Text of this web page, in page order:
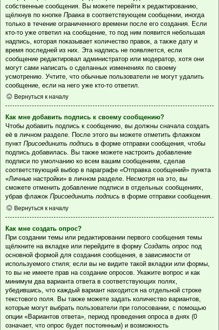
собственные сообщения. Вы можете перейти к редактированию,
щёлкнув по кнопке Правка в соответствующем сообщении, иногда
только в течение ограниченного времени после его создания. Если
кто-то уже ответил на сообщение, то под ним появится небольшая
надпись, которая показывает количество правок, а также дату и
время последней из них. Эта надпись не появляется, если
сообщение редактировал администратор или модератор, хотя они
могут сами написать о сделанных изменениях по своему
усмотрению. Учтите, что обычные пользователи не могут удалить
сообщение, если на него уже кто-то ответил.
Вернуться к началу
Как мне добавить подпись к своему сообщению?
Чтобы добавить подпись к сообщению, вы должны сначала создать
её в личном разделе. После этого вы можете отметить флажком
пункт Присоединить подпись в форме отправки сообщения, чтобы
подпись добавилась. Вы также можете настроить добавление
подписи по умолчанию ко всем вашим сообщениям, сделав
соответствующий выбор в параграфе «Отправка сообщений» пункта
«Личные настройки» в личном разделе. Несмотря на это, вы
сможете отменить добавление подписи в отдельных сообщениях,
убрав флажок Присоединить подпись в форме отправки сообщения.
Вернуться к началу
Как мне создать опрос?
При создании темы или редактировании первого сообщения темы
щёлкните на вкладке или перейдите в форму Создать опрос под
основной формой для создания сообщения, в зависимости от
используемого стиля; если вы не видите такой вкладки или формы,
то вы не имеете прав на создание опросов. Укажите вопрос и как
минимум два варианта ответа в соответствующих полях,
убедившись, что каждый вариант находится на отдельной строке
текстового поля. Вы также можете задать количество вариантов,
которые могут выбрать пользователи при голосовании, с помощью
опции «Вариантов ответа», период проведения опроса в днях (0
означает, что опрос будет постоянным) и возможность